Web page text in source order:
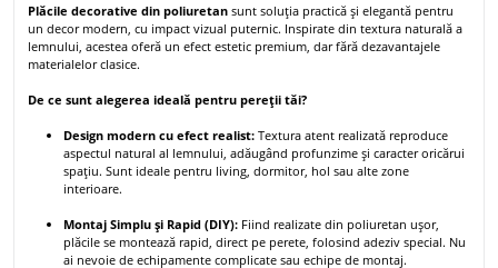
Plăcile decorative din poliuretan sunt soluția practică și elegantă pentru
un decor modern, cu impact vizual puternic. Inspirate din textura naturală a
lemnului, acestea oferă un efect estetic premium, dar fără dezavantajele
materialelor clasice.
De ce sunt alegerea ideală pentru pereții tăi?
Design modern cu efect realist: Textura atent realizată reproduce
aspectul natural al lemnului, adăugând profunzime și caracter oricărui
spațiu. Sunt ideale pentru living, dormitor, hol sau alte zone
interioare.
Montaj Simplu și Rapid (DIY): Fiind realizate din poliuretan ușor,
plăcile se montează rapid, direct pe perete, folosind adeziv special. Nu
ai nevoie de echipamente complicate sau echipe de montaj.